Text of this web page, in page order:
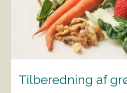
Tilberedning af